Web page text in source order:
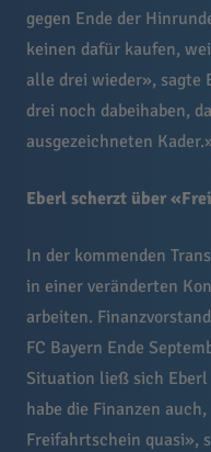
gegen Ende der
keinen dafür kaufen,
alle drei wieder», sagte
drei noch dabeihaben,
ausgezeichneten
Eberl scherzt über
In der kommenden
in einer veränderten
arbeiten.
FC Bayern Ende
Situation ließ sich
habe die Finanzen
Freifahrtschein quasi»,